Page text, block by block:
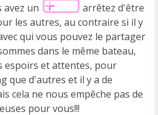
avez un
arrêtez d'être
les autres, au contraire si il y
qui vous pouvez le partager
dans le même bateau,
espoirs et attentes, pour
que d'autres et il y a de
cela ne nous empêche pas de
pour vous!!!